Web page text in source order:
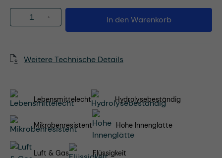
Produkt Anzahl: Gib den gewünschten
In den Warenkorb
Weitere Technische Details
Lebensmittelecht Hydrolysebeständig
Mikrobenresistent Hohe Innenglätte
Luft & Gas Flüssigkeit